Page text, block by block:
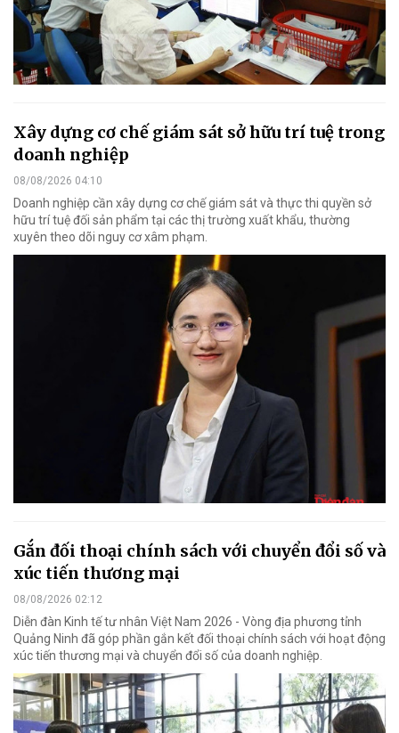
Xây dựng cơ chế giám sát sở hữu trí tuệ trong
doanh nghiệp
08/08/2026 04:10
Doanh nghiệp cần xây dựng cơ chế giám sát và thực thi quyền sở
hữu trí tuệ đối sản phẩm tại các thị trường xuất khẩu, thường
xuyên theo dõi nguy cơ xâm phạm.
Gắn đối thoại chính sách với chuyển đổi số và
xúc tiến thương mại
08/08/2026 02:12
Diễn đàn Kinh tế tư nhân Việt Nam 2026 - Vòng địa phương tỉnh
Quảng Ninh đã góp phần gắn kết đối thoại chính sách với hoạt động
xúc tiến thương mại và chuyển đổi số của doanh nghiệp.